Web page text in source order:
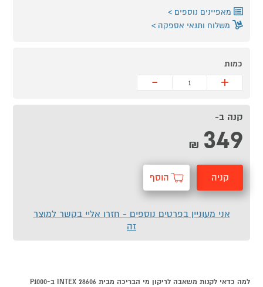
מאפיינים נוספים
משלוח ותנאי אספקה
כמות
+
-
קנה ב-
349
₪
קניה הוסף
אני מעוניין בפרטים נוספים - חזרו אליי בקשר למוצר
זה
למה כדאי לקנות משאבה לריקון מי הבריכה מבית INTEX 28606 ב-P1000